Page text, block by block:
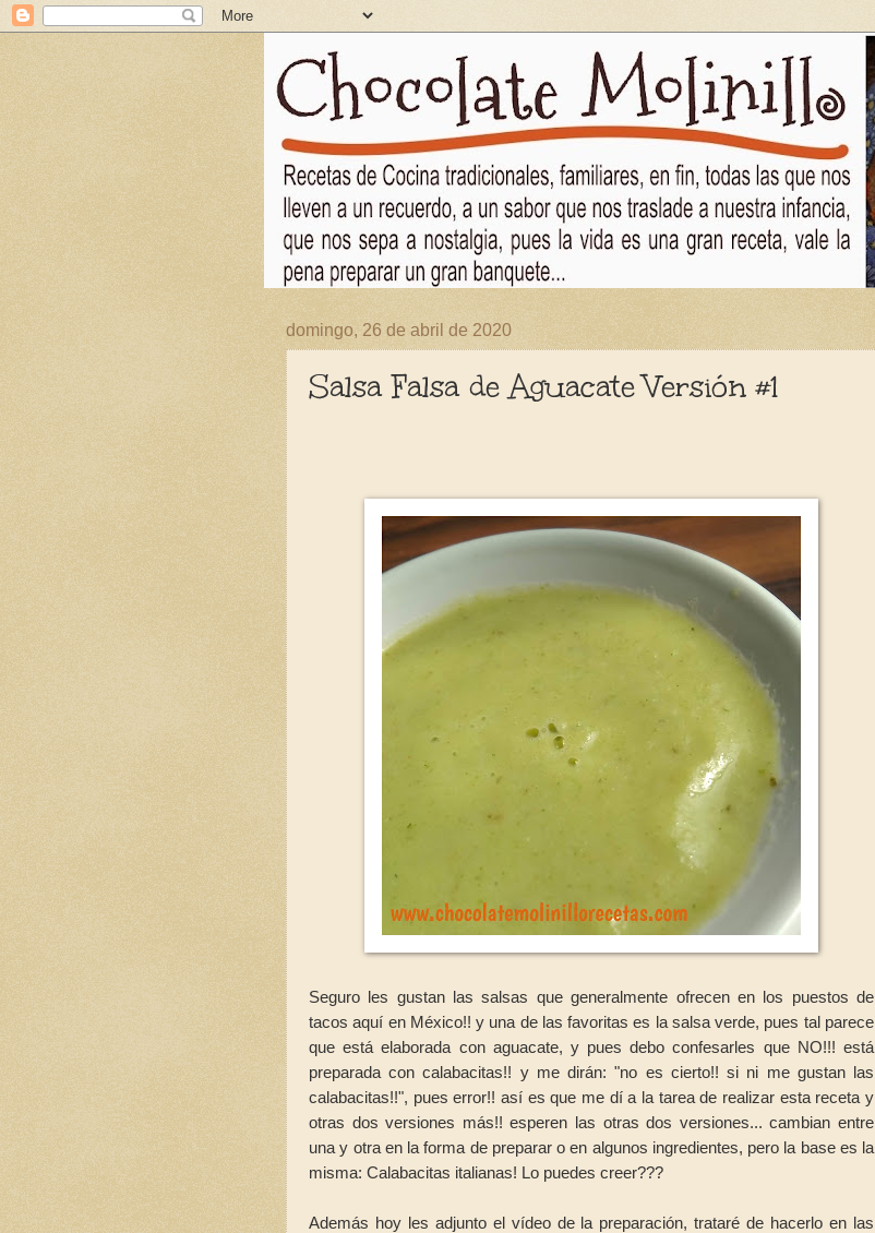
domingo, 26 de abril de 2020
Salsa Falsa de Aguacate Versión #1
Seguro les gustan las salsas que generalmente ofrecen en los puestos de
tacos aquí en México!! y una de las favoritas es la salsa verde, pues tal parece
que está elaborada con aguacate, y pues debo confesarles que NO!!! está
preparada con calabacitas!! y me dirán: "no es cierto!! si ni me gustan las
calabacitas!!", pues error!! así es que me dí a la tarea de realizar esta receta y
otras dos versiones más!! esperen las otras dos versiones... cambian entre
una y otra en la forma de preparar o en algunos ingredientes, pero la base es la
misma: Calabacitas italianas! Lo puedes creer???
Además hoy les adjunto el vídeo de la preparación, trataré de hacerlo en las